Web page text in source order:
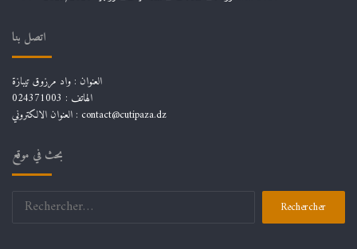
اتصل بنا
العنوان : واد مرزوق تيبازة
الهاتف : 024371003
العنوان الالكتروني : contact@cutipaza.dz
بحث في موقع